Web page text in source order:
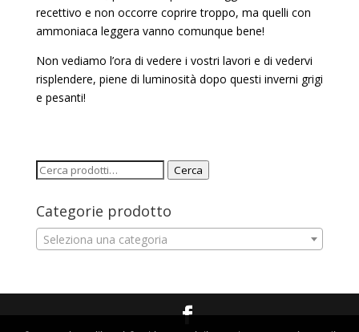
recettivo e non occorre coprire troppo, ma quelli con
ammoniaca leggera vanno comunque bene!
Non vediamo l’ora di vedere i vostri lavori e di vedervi
risplendere, piene di luminosità dopo questi inverni grigi
e pesanti!
Cerca: Cerca
Categorie prodotto
Seleziona una categoria